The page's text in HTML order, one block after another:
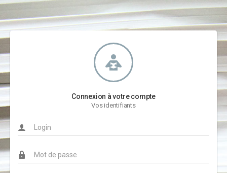
Connexion à votre compte
Vos identifiants